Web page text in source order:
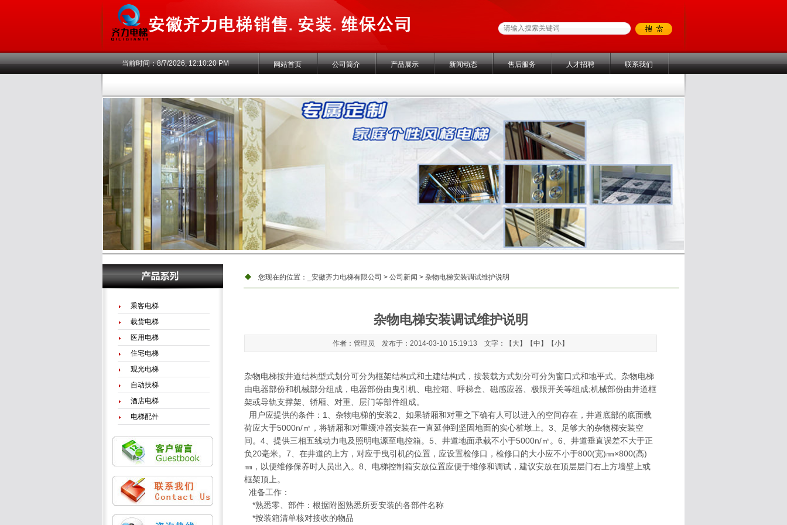
当前时间：8/7/2026, 12:10:20 PM 网站首页 公司简介 产品展示 新闻动态 售后服务 人才招聘 联系我们
乘客电梯
载货电梯
医用电梯
住宅电梯
观光电梯
自动扶梯
酒店电梯
电梯配件
您现在的位置： _安徽齐力电梯有限公司 > 公司新闻 > 杂物电梯安装调试维护说明
杂物电梯安装调试维护说明
作者：管理员 发布于：2014-03-10 15:19:13 文字：【 大】【中 】【小】
杂物电梯按井道结构型式划分可分为框架结构式和土建结构式，按装载方式划分可分为窗口式和地平式。杂物电梯
由电器部份和机械部分组成，电器部份由曳引机、电控箱、呼梯盒、磁感应器、极限开关等组成;机械部份由井道框
架或导轨支撑架、轿厢、对重、层门等部件组成。
用户应提供的条件：1、杂物电梯的安装2、如果轿厢和对重之下确有人可以进入的空间存在，井道底部的底面载
荷应大于5000n/㎡，将轿厢和对重缓冲器安装在一直延伸到坚固地面的实心桩墩上。3、足够大的杂物梯安装空
间。4、提供三相五线动力电及照明电源至电控箱。5、井道地面承载不小于5000n/㎡。6、井道垂直误差不大于正
负20毫米。7、在井道的上方，对应于曳引机的位置，应设置检修口，检修口的大小应不小于800(宽)㎜×800(高)
㎜，以便维修保养时人员出入。8、电梯控制箱安放位置应便于维修和调试，建议安放在顶层层门右上方墙壁上或
框架顶上。
准备工作：
*熟悉零、部件：根据附图熟悉所要安装的各部件名称
*按装箱清单核对接收的物品